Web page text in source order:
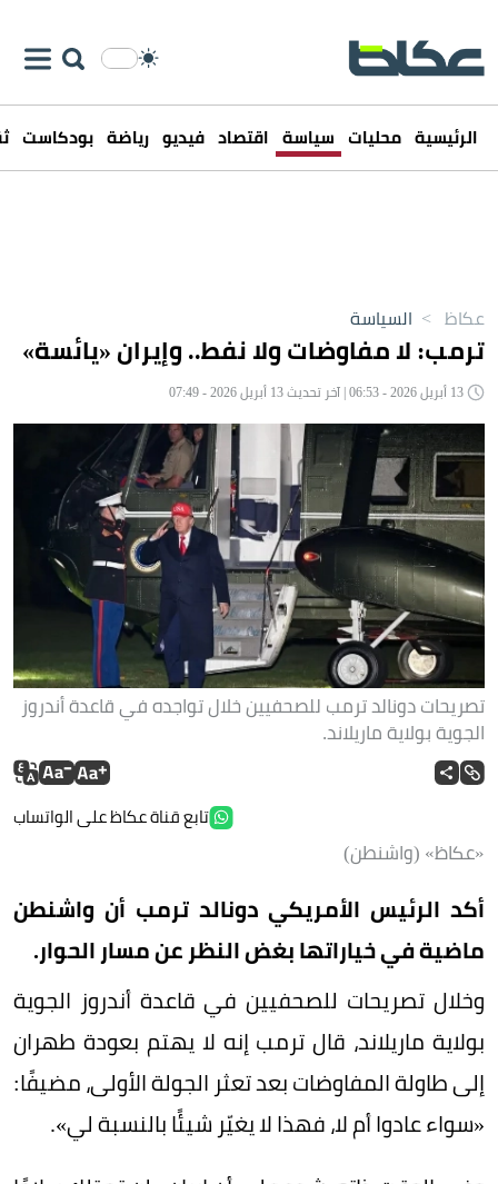
الرئيسية محليات سياسة اقتصاد فيديو رياضة بودكاست
عكاظ > السياسة
ترمب: لا مفاوضات ولا نفط.. وإيران «يائسة»
تصريحات دونالد ترمب للصحفيين خلال تواجده في قاعدة أندروز
الجوية بولاية ماريلاند.
تابع قناة عكاظ على الواتساب
«عكاظ» (واشنطن)
أكد الرئيس الأمريكي دونالد ترمب أن واشنطن
ماضية في خياراتها بغض النظر عن مسار الحوار.
وخلال تصريحات للصحفيين في قاعدة أندروز الجوية
بولاية ماريلاند، قال ترمب إنه لا يهتم بعودة طهران
إلى طاولة المفاوضات بعد تعثر الجولة الأولى، مضيفًا:
«سواء عادوا أم لا، فهذا لا يغيّر شيئًا بالنسبة لي».